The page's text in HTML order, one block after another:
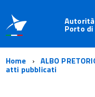
Porto
Home ALBO
atti pubblicati